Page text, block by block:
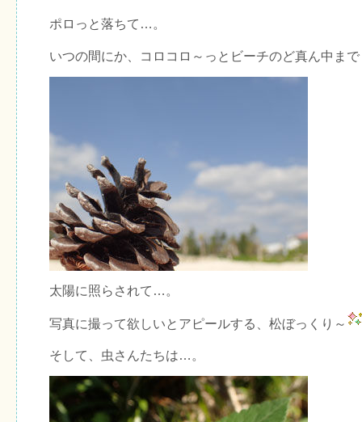
ポロっと落ちて…。
いつの間にか、コロコロ～っとビーチのど真ん中まで
太陽に照らされて…。
写真に撮って欲しいとアピールする、松ぼっくり～
そして、虫さんたちは…。